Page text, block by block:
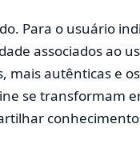
Para o usuário
associados ao
mais autênticas e
se transformam